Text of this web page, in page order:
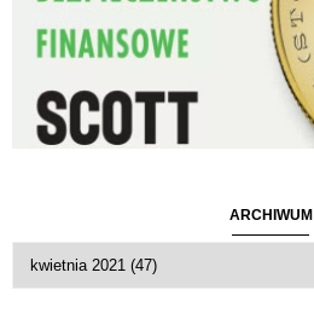
ARCHIWUM